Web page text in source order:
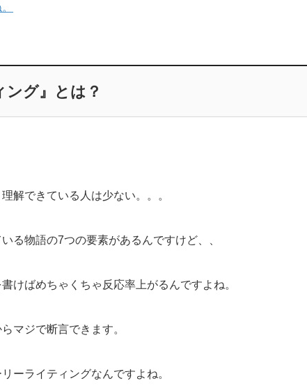
ング』とは？
解できている人は少ない。。。
る物語の7つの要素があるんですけど、、
けばめちゃくちゃ反応率上がるんですよね。
マジで断言できます。
ーライティングなんですよね。